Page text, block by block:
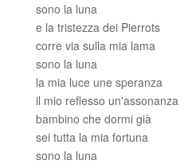
sono la luna
e la tristezza dei Pierrots
corre via sulla mia lama
sono la luna
la mia luce une speranza
il mio reflesso un'assonanza
bambino che dormi già
sei tutta la mia fortuna
sono la luna